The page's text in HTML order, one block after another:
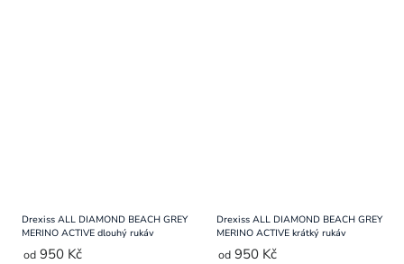
Drexiss ALL DIAMOND BEACH GREY
MERINO ACTIVE dlouhý rukáv
od 950 Kč
Drexiss ALL DIAMOND BEACH GREY
MERINO ACTIVE krátký rukáv
od 950 Kč